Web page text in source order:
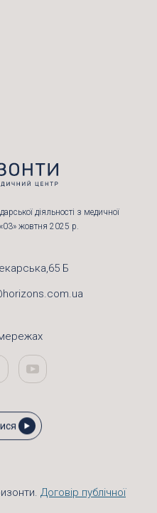
діяльності з медичної
жовтня 2025 р.
Б
Договір публічної